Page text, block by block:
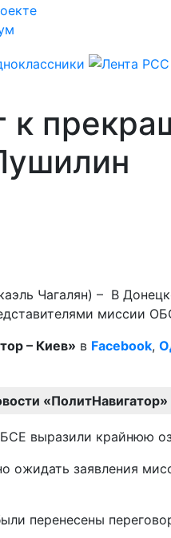
Чагалян) – В
миссии
– Киев» в Facebook,
«ПолитНавигатор»
выразили крайнюю
ожидать заявления
перенесены